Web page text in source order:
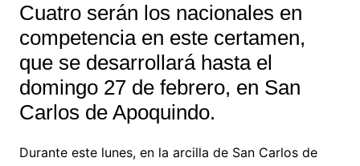
Cuatro serán los nacionales en
competencia en este certamen,
que se desarrollará hasta el
domingo 27 de febrero, en San
Carlos de Apoquindo.
Durante este lunes, en la arcilla de San Carlos de